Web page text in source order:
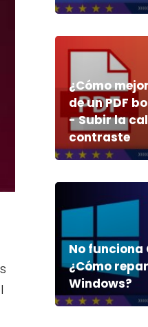
¿Cómo
de un PDF
- Subir la
contraste
No funciona
¿Cómo
Windows?